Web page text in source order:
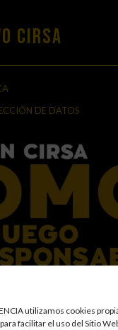
utilizamos cookies
facilitar el uso del Sitio
Cirsa
DE DATOS
una actitud
seguro y transparente